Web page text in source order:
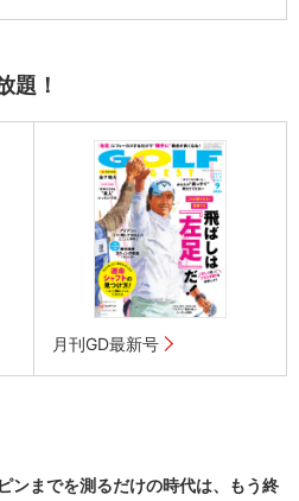
題！
月刊GD最新号
ンまでを測るだけの時代は、もう終